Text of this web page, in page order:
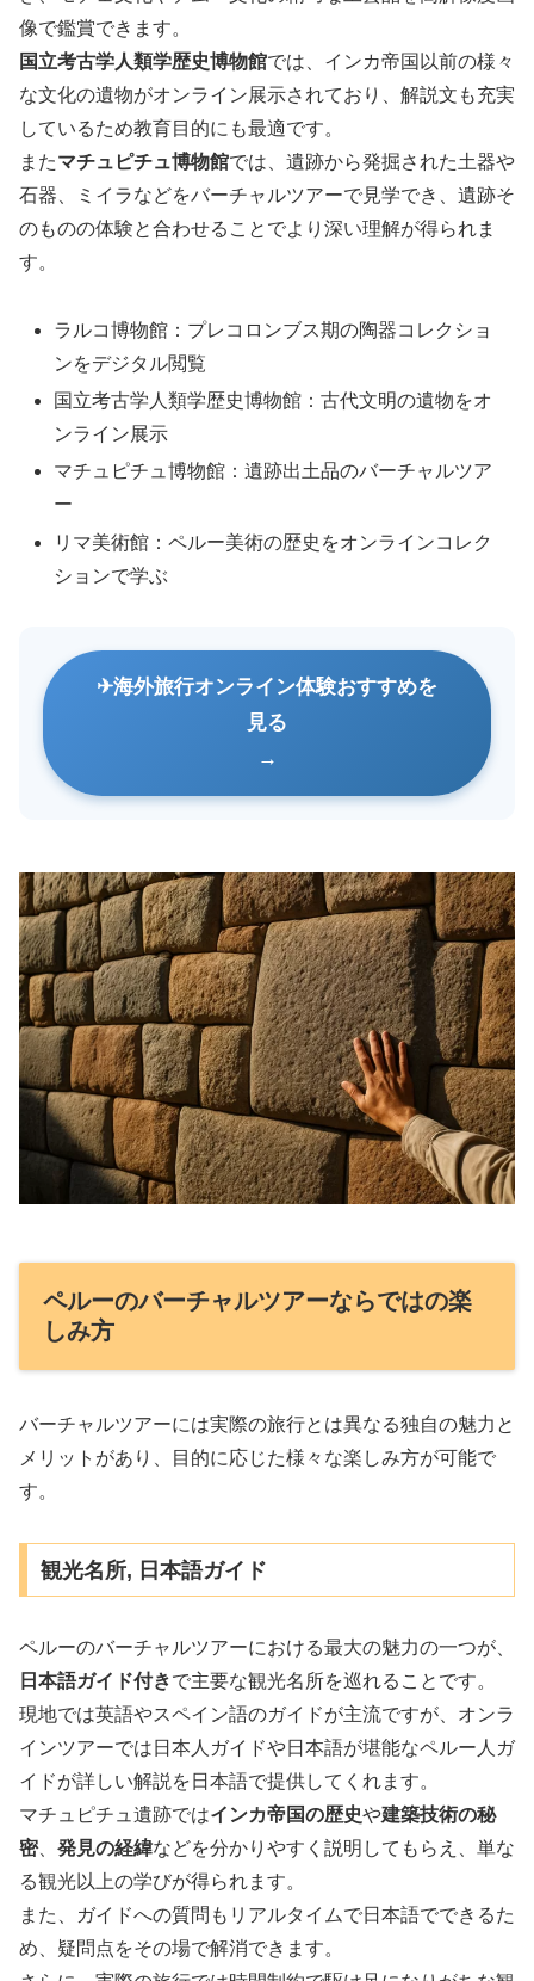
像で鑑賞できます。
国立考古学人類学歴史博物館では、インカ帝国以前の様々
な文化の遺物がオンライン展示されており、解説文も充実
しているため教育目的にも最適です。
またマチュピチュ博物館では、遺跡から発掘された土器や
石器、ミイラなどをバーチャルツアーで見学でき、遺跡そ
のものの体験と合わせることでより深い理解が得られま
す。
ラルコ博物館：プレコロンブス期の陶器コレクショ
ンをデジタル閲覧
国立考古学人類学歴史博物館：古代文明の遺物をオ
ンライン展示
マチュピチュ博物館：遺跡出土品のバーチャルツア
ー
リマ美術館：ペルー美術の歴史をオンラインコレク
ションで学ぶ
海外旅行オンライン体験おすすめを
見る
ペルーのバーチャルツアーならではの楽
しみ方
バーチャルツアーには実際の旅行とは異なる独自の魅力と
メリットがあり、目的に応じた様々な楽しみ方が可能で
す。
観光名所, 日本語ガイド
ペルーのバーチャルツアーにおける最大の魅力の一つが、
日本語ガイド付きで主要な観光名所を巡れることです。
現地では英語やスペイン語のガイドが主流ですが、オンラ
インツアーでは日本人ガイドや日本語が堪能なペルー人ガ
イドが詳しい解説を日本語で提供してくれます。
マチュピチュ遺跡ではインカ帝国の歴史や建築技術の秘
密、 発見の経緯などを分かりやすく説明してもらえ、単な
る観光以上の学びが得られます。
また、ガイドへの質問もリアルタイムで日本語でできるた
め、疑問点をその場で解消できます。